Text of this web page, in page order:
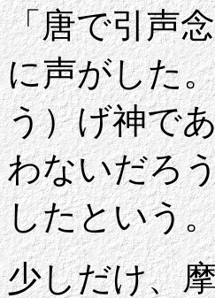
「唐で引声
に声がした
う）げ神で
わないだろ
したという
少しだけ、